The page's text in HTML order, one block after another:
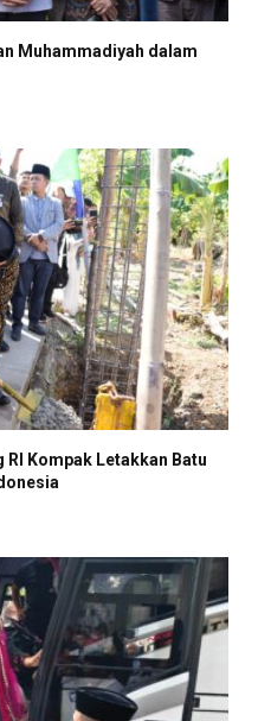
Muhammadiyah dalam
Kompak Letakkan Batu